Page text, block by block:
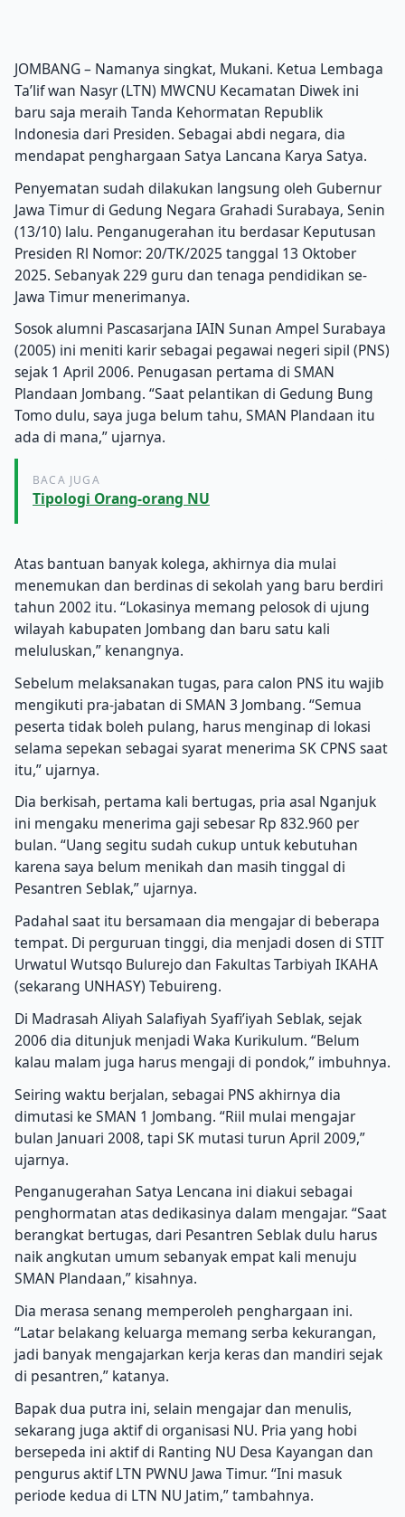
JOMBANG – Namanya singkat, Mukani. Ketua Lembaga
Ta’lif wan Nasyr (LTN) MWCNU Kecamatan Diwek ini
baru saja meraih Tanda Kehormatan Republik
lndonesia dari Presiden. Sebagai abdi negara, dia
mendapat penghargaan Satya Lancana Karya Satya.
Penyematan sudah dilakukan langsung oleh Gubernur
Jawa Timur di Gedung Negara Grahadi Surabaya, Senin
(13/10) lalu. Penganugerahan itu berdasar Keputusan
Presiden Rl Nomor: 20/TK/2025 tanggal 13 Oktober
2025. Sebanyak 229 guru dan tenaga pendidikan se-
Jawa Timur menerimanya.
Sosok alumni Pascasarjana IAIN Sunan Ampel Surabaya
(2005) ini meniti karir sebagai pegawai negeri sipil (PNS)
sejak 1 April 2006. Penugasan pertama di SMAN
Plandaan Jombang. “Saat pelantikan di Gedung Bung
Tomo dulu, saya juga belum tahu, SMAN Plandaan itu
ada di mana,” ujarnya.
BACA JUGA
Tipologi Orang-orang NU
Atas bantuan banyak kolega, akhirnya dia mulai
menemukan dan berdinas di sekolah yang baru berdiri
tahun 2002 itu. “Lokasinya memang pelosok di ujung
wilayah kabupaten Jombang dan baru satu kali
meluluskan,” kenangnya.
Sebelum melaksanakan tugas, para calon PNS itu wajib
mengikuti pra-jabatan di SMAN 3 Jombang. “Semua
peserta tidak boleh pulang, harus menginap di lokasi
selama sepekan sebagai syarat menerima SK CPNS saat
itu,” ujarnya.
Dia berkisah, pertama kali bertugas, pria asal Nganjuk
ini mengaku menerima gaji sebesar Rp 832.960 per
bulan. “Uang segitu sudah cukup untuk kebutuhan
karena saya belum menikah dan masih tinggal di
Pesantren Seblak,” ujarnya.
Padahal saat itu bersamaan dia mengajar di beberapa
tempat. Di perguruan tinggi, dia menjadi dosen di STIT
Urwatul Wutsqo Bulurejo dan Fakultas Tarbiyah IKAHA
(sekarang UNHASY) Tebuireng.
Di Madrasah Aliyah Salafiyah Syafi’iyah Seblak, sejak
2006 dia ditunjuk menjadi Waka Kurikulum. “Belum
kalau malam juga harus mengaji di pondok,” imbuhnya.
Seiring waktu berjalan, sebagai PNS akhirnya dia
dimutasi ke SMAN 1 Jombang. “Riil mulai mengajar
bulan Januari 2008, tapi SK mutasi turun April 2009,”
ujarnya.
Penganugerahan Satya Lencana ini diakui sebagai
penghormatan atas dedikasinya dalam mengajar. “Saat
berangkat bertugas, dari Pesantren Seblak dulu harus
naik angkutan umum sebanyak empat kali menuju
SMAN Plandaan,” kisahnya.
Dia merasa senang memperoleh penghargaan ini.
“Latar belakang keluarga memang serba kekurangan,
jadi banyak mengajarkan kerja keras dan mandiri sejak
di pesantren,” katanya.
Bapak dua putra ini, selain mengajar dan menulis,
sekarang juga aktif di organisasi NU. Pria yang hobi
bersepeda ini aktif di Ranting NU Desa Kayangan dan
pengurus aktif LTN PWNU Jawa Timur. “Ini masuk
periode kedua di LTN NU Jatim,” tambahnya.